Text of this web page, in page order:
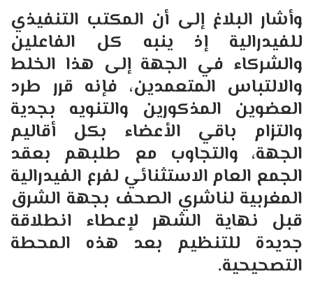
وأشار البلاغ إلى أن المكتب التنفيذي
للفيدرالية إذ ينبه كل الفاعلين
والشركاء في الجهة إلى هذا الخلط
والالتباس المتعمدين، فإنه قرر طرد
العضوين المذكورين والتنويه بجدية
والتزام باقي الأعضاء بكل أقاليم
الجهة، والتجاوب مع طلبهم بعقد
الجمع العام الاستثنائي لفرع الفيدرالية
المغربية لناشري الصحف بجهة الشرق
قبل نهاية الشهر لإعطاء انطلاقة
جديدة للتنظيم بعد هذه المحطة
التصحيحية.